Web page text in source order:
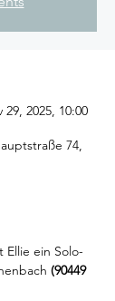
29, 2025, 10:00
74,
Ellie ein Solo-
(90449